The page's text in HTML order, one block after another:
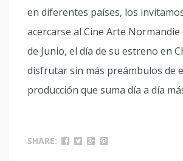
en diferentes países, los
acercarse al Cine Arte Normandie
de Junio, el día de su estreno en
disfrutar sin más preámbulos de
producción que suma día a día
SHARE: